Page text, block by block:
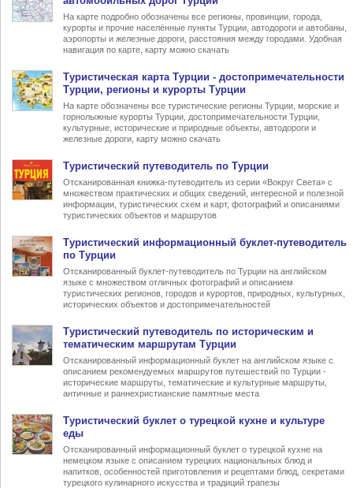
На карте подробно обозначены все регионы, провинции, города,
курорты и прочие населённые пункты Турции, автодороги и автобаны,
аэропорты и железные дороги, расстояния между городами. Удобная
навигация по карте, карту можно скачать
Туристическая карта Турции - достопримечательности
Турции, регионы и курорты Турции
На карте обозначены все туристические регионы Турции, морские и
горнолыжные курорты Турции, достопримечательности Турции,
культурные, исторические и природные объекты, автодороги и
железные дороги, карту можно скачать
Туристический путеводитель по Турции
Отсканированная книжка-путеводитель из серии «Вокруг Света» с
множеством практических и общих сведений, интересной и полезной
информации, туристических схем и карт, фотографий и описаниями
туристических объектов и маршрутов
Туристический информационный буклет-путеводитель
по Турции
Отсканированный буклет-путеводитель по Турции на английском
языке с множеством отличных фотографий и описанием
туристических регионов, городов и курортов, природных, культурных,
исторических объектов и достопримечательностей
Туристический путеводитель по историческим и
тематическим маршрутам Турции
Отсканированный информационный буклет на английском языке с
описанием рекомендуемых маршрутов путешествий по Турции -
исторические маршруты, тематические и культурные маршруты,
античные и раннехристианские памятные места
Туристический буклет о турецкой кухнеи культуре
еды
Отсканированный информационный буклет о турецкой кухне на
немецком языке с описанием турецких национальных блюд и
напитков, особенностей приготовления и рецептами блюд, секретами
турецкого кулинарного искусства и традиций трапезы